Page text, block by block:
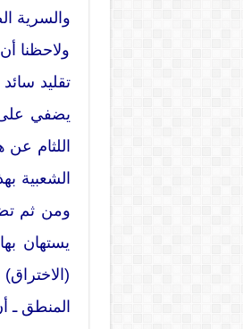
والسرية
ولاحظنا
تقليد
يضفي على
اللثام
الشعبية
ومن ثم
يستهان
المنطق ـ